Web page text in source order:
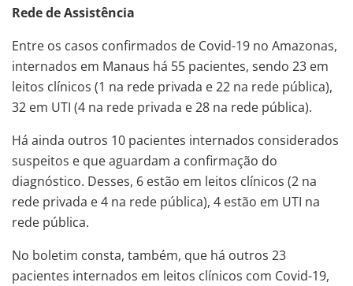
Rede de Assistência
Entre os casos confirmados de Covid-19 no Amazonas,
internados em Manaus há 55 pacientes, sendo 23 em
leitos clínicos (1 na rede privada e 22 na rede pública),
32 em UTI (4 na rede privada e 28 na rede pública).
Há ainda outros 10 pacientes internados considerados
suspeitos e que aguardam a confirmação do
diagnóstico. Desses, 6 estão em leitos clínicos (2 na
rede privada e 4 na rede pública), 4 estão em UTI na
rede pública.
No boletim consta, também, que há outros 23
pacientes internados em leitos clínicos com Covid-19,